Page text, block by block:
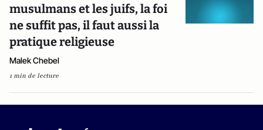
musulmans et les juifs, la foi
ne suffit pas, il faut aussi la
pratique religieuse
Malek Chebel
1 min de lecture